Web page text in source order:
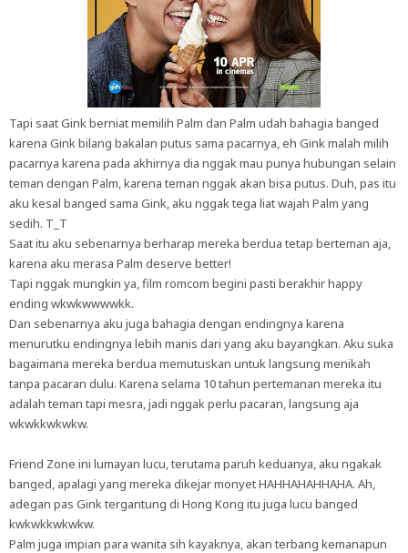
Tapi saat Gink berniat memilih Palm dan Palm udah bahagia banged
karena Gink bilang bakalan putus sama pacarnya, eh Gink malah milih
pacarnya karena pada akhirnya dia nggak mau punya hubungan selain
teman dengan Palm, karena teman nggak akan bisa putus. Duh, pas itu
aku kesal banged sama Gink, aku nggak tega liat wajah Palm yang
sedih. T_T
Saat itu aku sebenarnya berharap mereka berdua tetap berteman aja,
karena aku merasa Palm deserve better!
Tapi nggak mungkin ya, film romcom begini pasti berakhir happy
ending wkwkwwwwkk.
Dan sebenarnya aku juga bahagia dengan endingnya karena
menurutku endingnya lebih manis dari yang aku bayangkan. Aku suka
bagaimana mereka berdua memutuskan untuk langsung menikah
tanpa pacaran dulu. Karena selama 10 tahun pertemanan mereka itu
adalah teman tapi mesra, jadi nggak perlu pacaran, langsung aja
wkwkkwkwkw.
Friend Zone ini lumayan lucu, terutama paruh keduanya, aku ngakak
banged, apalagi yang mereka dikejar monyet HAHHAHAHHAHA. Ah,
adegan pas Gink tergantung di Hong Kong itu juga lucu banged
kwkwkkwkwkw.
Palm juga impian para wanita sih kayaknya, akan terbang kemanapun